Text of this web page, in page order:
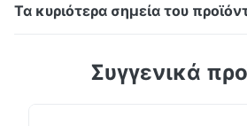
Τα κυριότερα σημεία του
Πλάκα Πλάκα Οροφής
Συγγενικά